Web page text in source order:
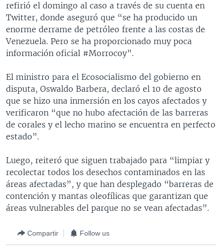
refirió el domingo al caso a través de su cuenta en
Twitter, donde aseguró que “se ha producido un
enorme derrame de petróleo frente a las costas de
Venezuela. Pero se ha proporcionado muy poca
información oficial #Morrocoy”.
El ministro para el Ecosocialismo del gobierno en
disputa, Oswaldo Barbera, declaró el 10 de agosto
que se hizo una inmersión en los cayos afectados y
verificaron “que no hubo afectación de las barreras
de corales y el lecho marino se encuentra en perfecto
estado”.
Luego, reiteró que siguen trabajado para “limpiar y
recolectar todos los desechos contaminados en las
áreas afectadas”, y que han desplegado “barreras de
contención y mantas oleofílicas que garantizan que
áreas vulnerables del parque no se vean afectadas”.
Compartir Follow us